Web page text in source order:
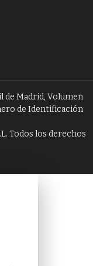
de Madrid, Volumen
de Identificación
Todos los derechos